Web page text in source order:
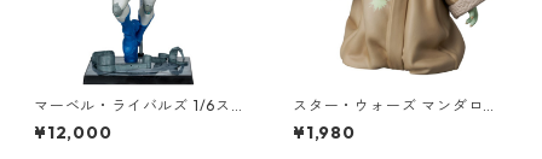
マーベル・ライバルズ 1/6スケ
ール シーン・フィギュア ミス
ター・ファンタスティック Mi
¥12,000
スター・ウォーズ マンダロリ
アン UDF GROGU Gauntlet
フィギュア グローグー ガント
¥1,980